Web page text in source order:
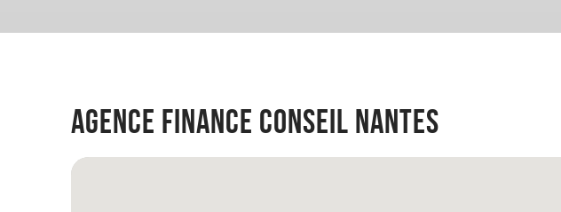
Agence Finance Conseil Nantes